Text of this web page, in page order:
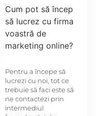
Cum pot să încep
să lucrez cu firma
voastră de
marketing online?
Pentru a începe să
lucrezi cu noi, tot ce
trebuie să faci este să
ne contactezi prin
intermediul